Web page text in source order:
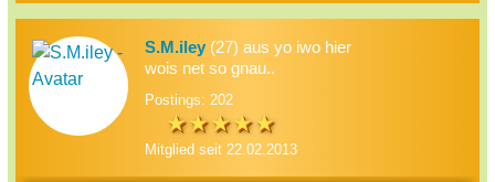
S.M.iley(27) aus yo iwo hier
wois net so gnau..
Postings: 202
Mitglied seit 22.02.2013